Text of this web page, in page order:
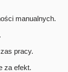
manualnych.
pracy.
za efekt.